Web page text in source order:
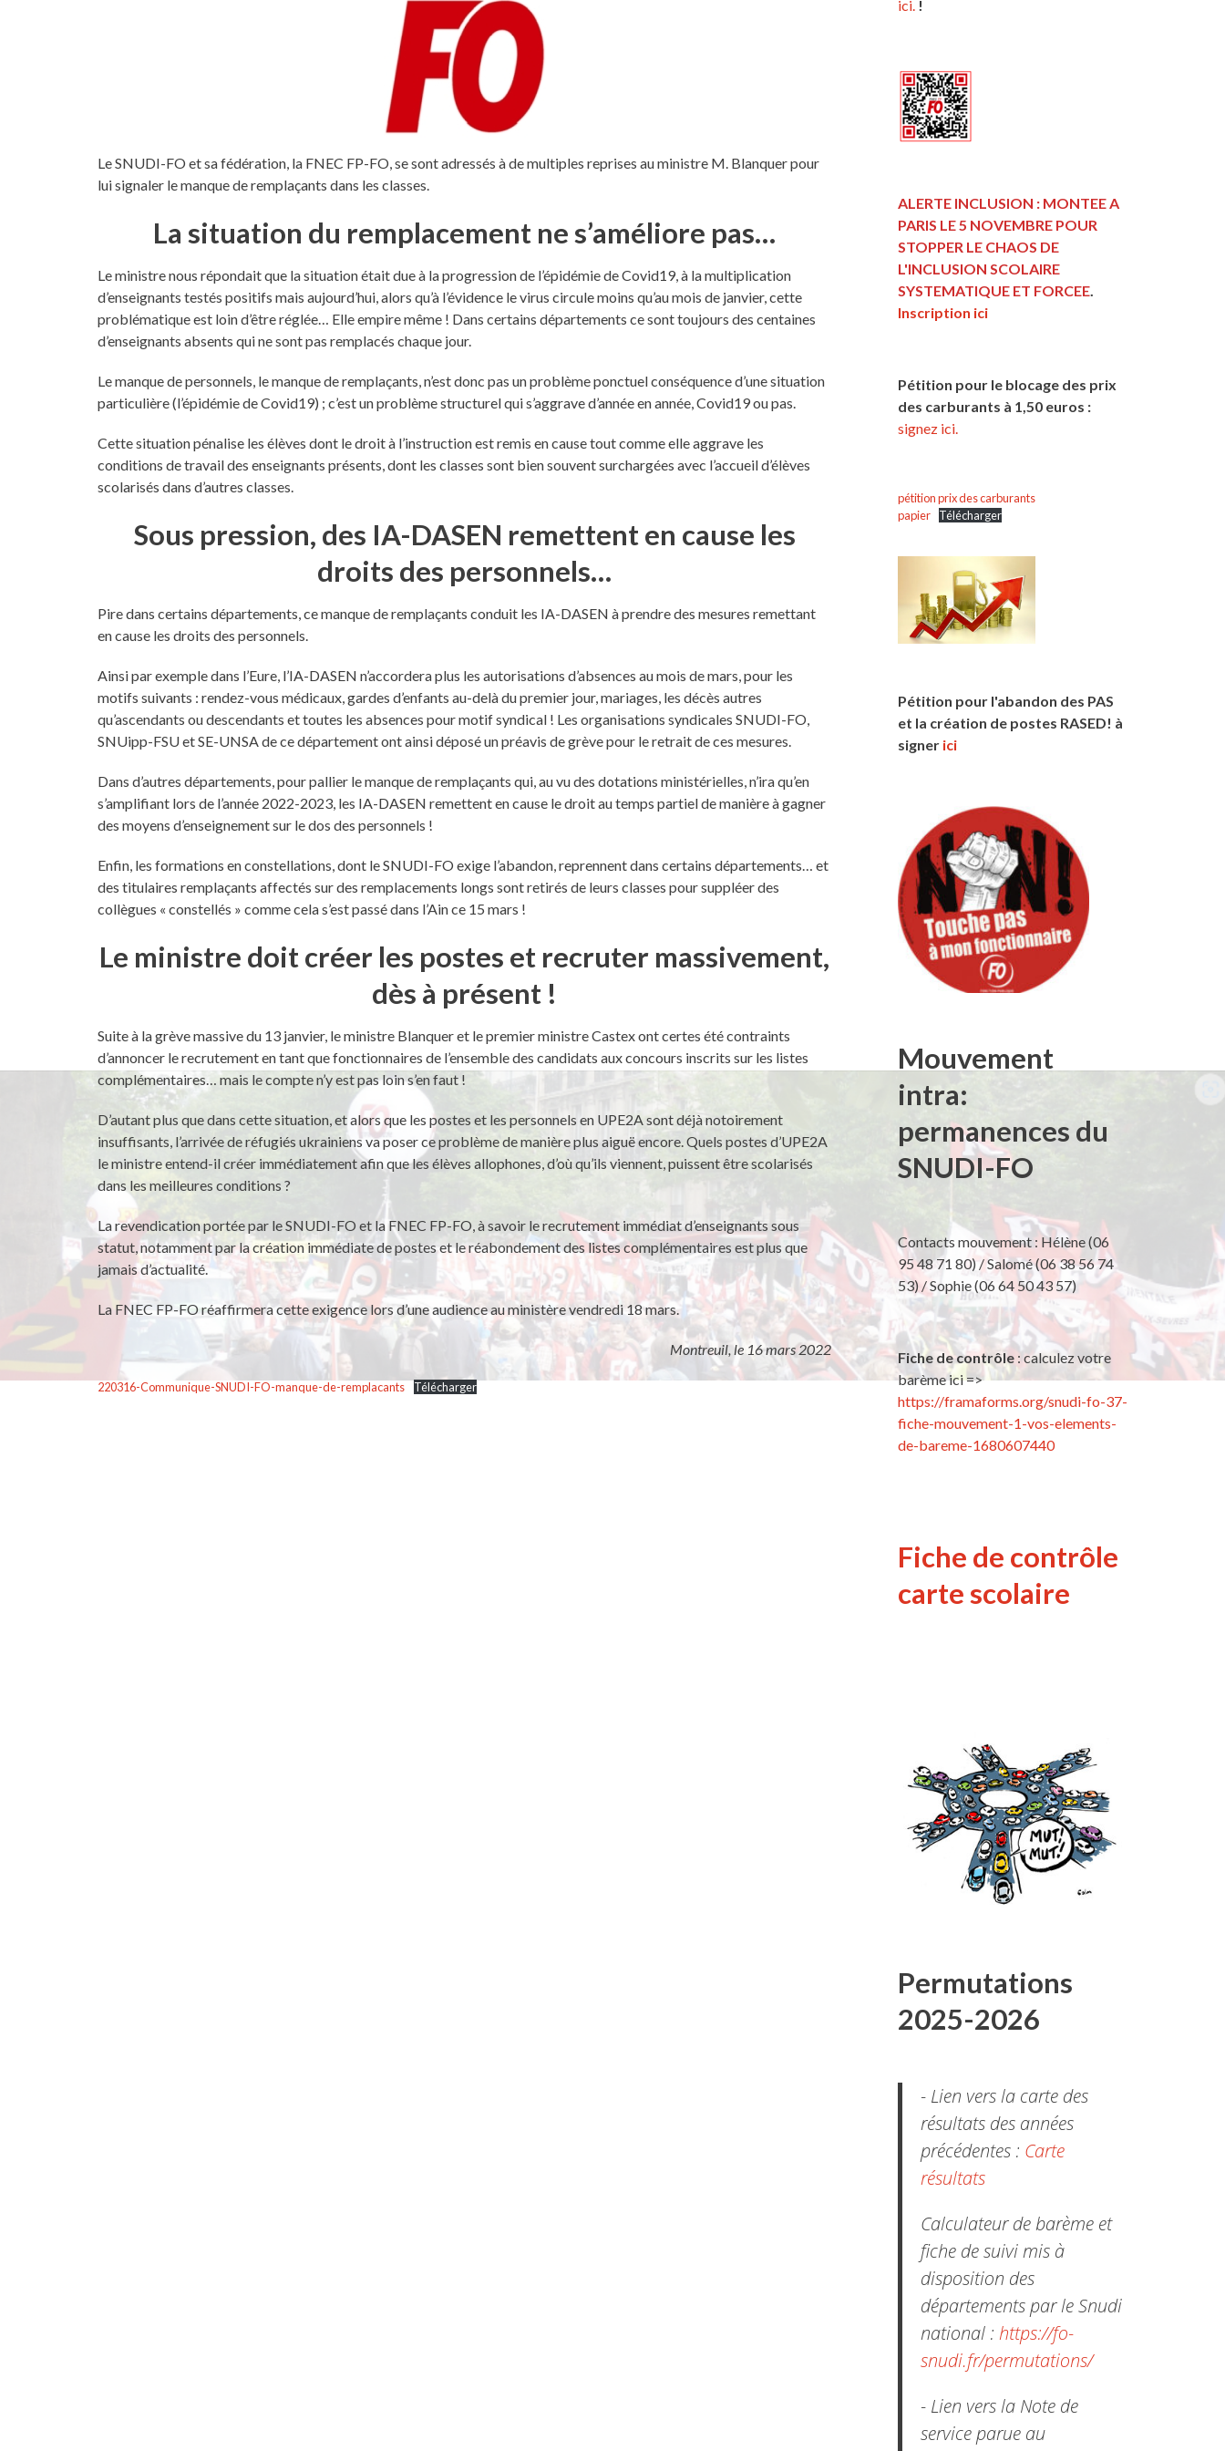
Le SNUDI-FO et sa fédération, la FNEC FP-FO, se sont adressés à de multiples reprises au ministre M. Blanquer pour
lui signaler le manque de remplaçants dans les classes.
La situation du remplacement ne s’améliore pas…
Le ministre nous répondait que la situation était due à la progression de l’épidémie de Covid19, à la multiplication
d’enseignants testés positifs mais aujourd’hui, alors qu’à l’évidence le virus circule moins qu’au mois de janvier, cette
problématique est loin d’être réglée… Elle empire même ! Dans certains départements ce sont toujours des centaines
d’enseignants absents qui ne sont pas remplacés chaque jour.
Le manque de personnels, le manque de remplaçants, n’est donc pas un problème ponctuel conséquence d’une situation
particulière (l’épidémie de Covid19) ; c’est un problème structurel qui s’aggrave d’année en année, Covid19 ou pas.
Cette situation pénalise les élèves dont le droit à l’instruction est remis en cause tout comme elle aggrave les
conditions de travail des enseignants présents, dont les classes sont bien souvent surchargées avec l’accueil d’élèves
scolarisés dans d’autres classes.
Sous pression, des IA-DASEN remettent en cause les
droits des personnels…
Pire dans certains départements, ce manque de remplaçants conduit les IA-DASEN à prendre des mesures remettant
en cause les droits des personnels.
Ainsi par exemple dans l’Eure, l’IA-DASEN n’accordera plus les autorisations d’absences au mois de mars, pour les
motifs suivants : rendez-vous médicaux, gardes d’enfants au-delà du premier jour, mariages, les décès autres
qu’ascendants ou descendants et toutes les absences pour motif syndical ! Les organisations syndicales SNUDI-FO,
SNUipp-FSU et SE-UNSA de ce département ont ainsi déposé un préavis de grève pour le retrait de ces mesures.
Dans d’autres départements, pour pallier le manque de remplaçants qui, au vu des dotations ministérielles, n’ira qu’en
s’amplifiant lors de l’année 2022-2023, les IA-DASEN remettent en cause le droit au temps partiel de manière à gagner
des moyens d’enseignement sur le dos des personnels !
Enfin, les formations en constellations, dont le SNUDI-FO exige l’abandon, reprennent dans certains départements… et
des titulaires remplaçants affectés sur des remplacements longs sont retirés de leurs classes pour suppléer des
collègues « constellés » comme cela s’est passé dans l’Ain ce 15 mars !
Le ministre doit créer les postes et recruter massivement,
dès à présent !
Suite à la grève massive du 13 janvier, le ministre Blanquer et le premier ministre Castex ont certes été contraints
d’annoncer le recrutement en tant que fonctionnaires de l’ensemble des candidats aux concours inscrits sur les listes
complémentaires… mais le compte n’y est pas loin s’en faut !
D’autant plus que dans cette situation, et alors que les postes et les personnels en UPE2A sont déjà notoirement
insuffisants, l’arrivée de réfugiés ukrainiens va poser ce problème de manière plus aiguë encore. Quels postes d’UPE2A
le ministre entend-il créer immédiatement afin que les élèves allophones, d’où qu’ils viennent, puissent être scolarisés
dans les meilleures conditions ?
La revendication portée par le SNUDI-FO et la FNEC FP-FO, à savoir le recrutement immédiat d’enseignants sous
statut, notamment par la création immédiate de postes et le réabondement des listes complémentaires est plus que
jamais d’actualité.
La FNEC FP-FO réaffirmera cette exigence lors d’une audience au ministère vendredi 18 mars.
Montreuil, le 16 mars 2022
220316-Communique-SNUDI-FO-manque-de-remplacants Télécharger
ici. !
ALERTE INCLUSION : MONTEE A
PARIS LE 5 NOVEMBRE POUR
STOPPER LE CHAOS DE
L'INCLUSION SCOLAIRE
SYSTEMATIQUE ET FORCEE.
Inscription ici
Pétition pour le blocage des prix
des carburants à 1,50 euros :
signez ici.
pétition prix des carburants
papier
Télécharger
Pétition pour l'abandon des PAS
et la création de postes RASED! à
signer ici
Mouvement
intra:
permanences du
SNUDI-FO
Contacts mouvement : Hélène (06
95 48 71 80) / Salomé (06 38 56 74
53) / Sophie (06 64 50 43 57)
Fiche de contrôle: calculez votre
barème ici =>
https://framaforms.org/snudi-fo-37-
fiche-mouvement-1-vos-elements-
de-bareme-1680607440
Fiche de contrôle
carte scolaire
Permutations
2025-2026
- Lien vers la carte des
résultats des années
précédentes : Carte
résultats
Calculateur de barème et
fiche de suivi mis à
disposition des
départements par le Snudi
national : https://fo-
snudi.fr/permutations/
- Lien vers la Note de
service parue au